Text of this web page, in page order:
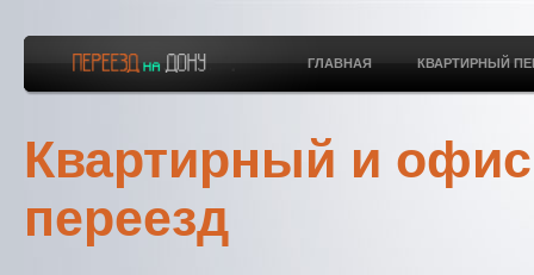
ГЛАВНАЯ КВАРТИРНЫЙ
Квартирный и
переезд